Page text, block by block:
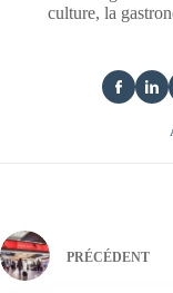
culture, la
PRÉCÉDENT